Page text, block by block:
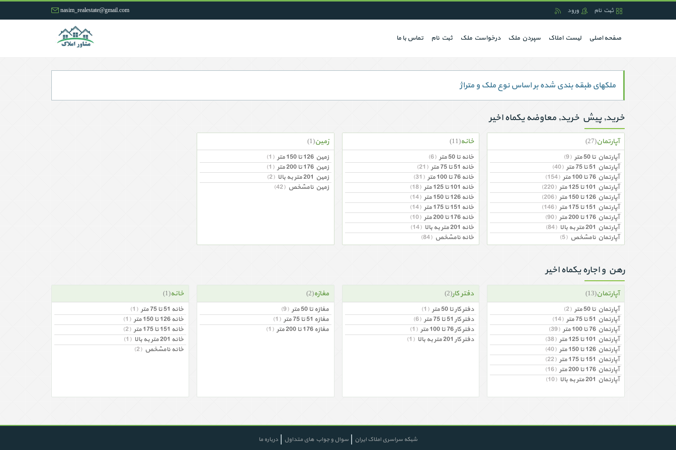
ثبت نام ورود nasim_realestate@gmail.com
صفحه اصلی لیست املاک سپردن ملک درخواست ملک ثبت نام تماس با ما
ملکهای طبقه بندی شده بر اساس نوع ملک و متراژ
خرید, پیش خرید, معاوضه یکماه اخیر
آپارتمان(27)
آپارتمان تا 50 متر
(9)
آپارتمان 51 تا 75 متر
(40)
آپارتمان 76 تا 100 متر
(154)
آپارتمان 101 تا 125 متر
(220)
آپارتمان 126 تا 150 متر
(206)
آپارتمان 151 تا 175 متر
(146)
آپارتمان 176 تا 200 متر
(90)
آپارتمان 201 متر به بالا
(84)
آپارتمان نامشخص (5)
خانه(11)
خانه تا 50 متر
(6)
خانه 51 تا 75 متر
(21)
خانه 76 تا 100 متر
(31)
خانه 101 تا 125 متر
(18)
خانه 126 تا 150 متر
(14)
خانه 151 تا 175 متر
(14)
خانه 176 تا 200 متر
(10)
خانه 201 متر به بالا
(14)
خانه نامشخص (84)
زمین(1)
زمین 126 تا 150 متر
(1)
زمین 176 تا 200 متر
(1)
زمین 201 متر به بالا
(2)
زمین نامشخص (42)
رهن و اجاره یکماه اخیر
آپارتمان(13)
آپارتمان تا 50 متر
(2)
آپارتمان 51 تا 75 متر
(14)
آپارتمان 76 تا 100 متر
(39)
آپارتمان 101 تا 125 متر
(38)
آپارتمان 126 تا 150 متر
(40)
آپارتمان 151 تا 175 متر
(22)
آپارتمان 176 تا 200 متر
(16)
آپارتمان 201 متر به بالا
(10)
دفتر کار(2)
دفتر کار تا 50 متر
(1)
دفتر کار 51 تا 75 متر
(6)
دفتر کار 76 تا 100 متر
(1)
دفتر کار 201 متر به بالا
(1)
مغازه(2)
مغازه تا 50 متر
(9)
مغازه 51 تا 75 متر
(1)
مغازه 176 تا 200 متر
(1)
خانه(1)
خانه 51 تا 75 متر
(1)
خانه 126 تا 150 متر
(1)
خانه 151 تا 175 متر
(2)
خانه 201 متر به بالا
(1)
خانه نامشخص (2)
شبکه سراسری املاک ایران سوال و جواب های متداول درباره ما